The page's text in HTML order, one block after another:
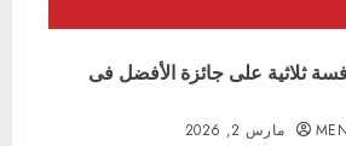
ثلاثية على جائزة الأفضل فى
مارس 2, 2026